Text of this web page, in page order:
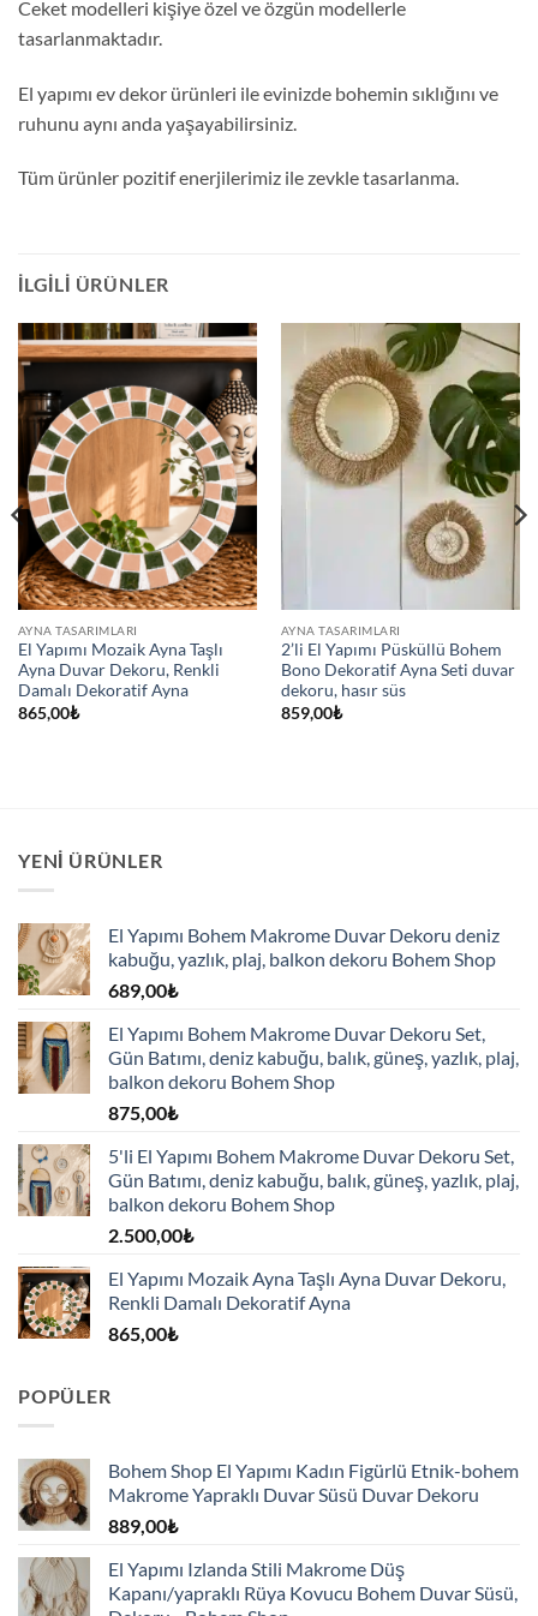
Ceket modelleri kişiye özel ve özgün modellerle
tasarlanmaktadır.
El yapımı ev dekor ürünleri ile evinizde bohemin sıklığını ve
ruhunu aynı anda yaşayabilirsiniz.
Tüm ürünler pozitif enerjilerimiz ile zevkle tasarlanma.
İLGILI ÜRÜNLER
AYNA TASARIMLARI
El Yapımı Mozaik Ayna Taşlı
Ayna Duvar Dekoru, Renkli
Damalı Dekoratif Ayna
865,00₺
AYNA TASARIMLARI
2’li El Yapımı Püsküllü Bohem
Bono Dekoratif Ayna Seti duvar
dekoru, hasır süs
859,00₺
YENI ÜRÜNLER
El Yapımı Bohem Makrome Duvar Dekoru deniz
kabuğu, yazlık, plaj, balkon dekoru Bohem Shop
689,00₺
El Yapımı Bohem Makrome Duvar Dekoru Set,
Gün Batımı, deniz kabuğu, balık, güneş, yazlık, plaj,
balkon dekoru Bohem Shop
875,00₺
5'li El Yapımı Bohem Makrome Duvar Dekoru Set,
Gün Batımı, deniz kabuğu, balık, güneş, yazlık, plaj,
balkon dekoru Bohem Shop
2.500,00₺
El Yapımı Mozaik Ayna Taşlı Ayna Duvar Dekoru,
Renkli Damalı Dekoratif Ayna
865,00₺
POPÜLER
Bohem Shop El Yapımı Kadın Figürlü Etnik-bohem
Makrome Yapraklı Duvar Süsü Duvar Dekoru
889,00₺
El Yapımı Izlanda Stili Makrome Düş
Kapanı/yapraklı Rüya Kovucu Bohem Duvar Süsü,